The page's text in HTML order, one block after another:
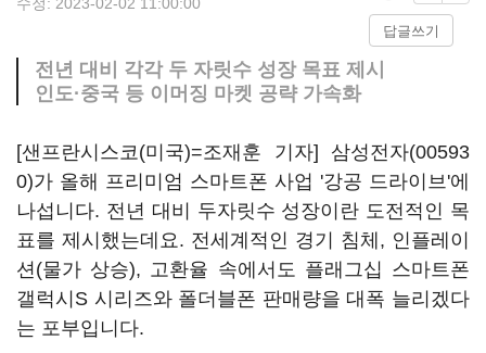
답글쓰기
전년 대비 각각 두 자릿수 성장 목표 제시
인도·중국 등 이머징 마켓 공략 가속화
[샌프란시스코(미국)=조재훈 기자] 삼성전자(00593
0)가 올해 프리미엄 스마트폰 사업 '강공 드라이브'에
나섭니다. 전년 대비 두자릿수 성장이란 도전적인 목
표를 제시했는데요. 전세계적인 경기 침체, 인플레이
션(물가 상승), 고환율 속에서도 플래그십 스마트폰
갤럭시S 시리즈와 폴더블폰 판매량을 대폭 늘리겠다
는 포부입니다.